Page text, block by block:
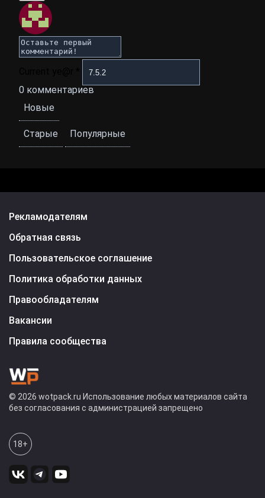
0 комментариев
Новые
Старые Популярные
Рекламодателям
Обратная связь
Пользовательское соглашение
Политика обработки данных
Правообладателям
Вакансии
Правила сообщества
© 2026 wotpack.ru Использование любых материалов сайта
без согласования с администрацией запрещено
18+